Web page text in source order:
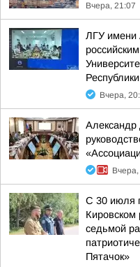
Вчера, 21:07
ЛГУ имени
Вчера,
Александр
С 30 июля
Кировском
седьмой
Пятачок»